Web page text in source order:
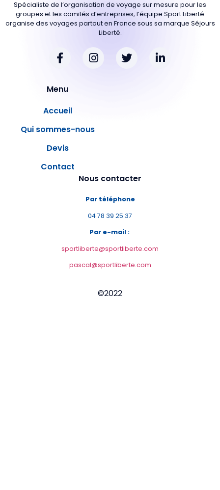
Spécialiste de l’organisation de voyage sur mesure pour les
groupes et les comités d’entreprises, l’équipe Sport Liberté
organise des voyages partout en France sous sa marque Séjours
Liberté.
Menu
Accueil
Qui sommes-nous
Devis
Contact
Nous contacter
Par téléphone
04 78 39 25 37
Par e-mail :
sportliberte@sportliberte.com
pascal@sportliberte.com
©2022